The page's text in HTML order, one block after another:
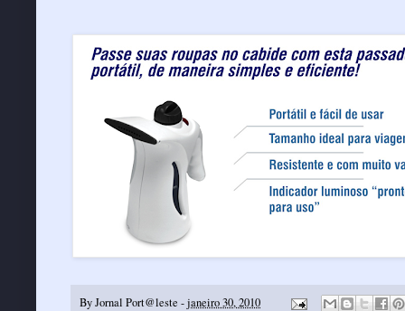
ByJornal Port@leste -janeiro 30, 2010